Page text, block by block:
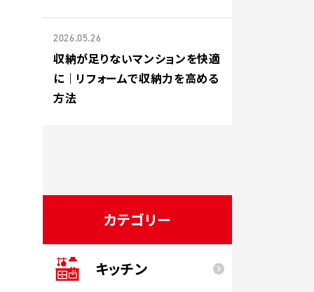
2026.05.26
収納が足りないマンションを快適
に｜リフォームで収納力を高める
方法
カテゴリー
キッチン